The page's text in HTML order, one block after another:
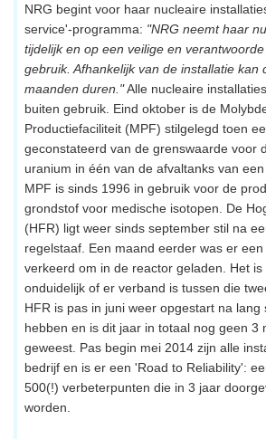
NRG begint voor haar nucleaire
service'-programma: "NRG neemt haar
tijdelijk en op een veilige en
gebruik. Afhankelijk van de installatie kan
maanden duren."Alle nucleaire
buiten gebruik. Eind oktober is de
Productiefaciliteit (MPF) stilgelegd toen
geconstateerd van de grenswaarde voor
uranium in één van de afvaltanks van
MPF is sinds 1996 in gebruik voor de
grondstof voor medische isotopen. De
(HFR) ligt weer sinds september stil na
regelstaaf. Een maand eerder was er
verkeerd om in de reactor geladen. Het is
onduidelijk of er verband is tussen die
HFR is pas in juni weer opgestart na lang
hebben en is dit jaar in totaal nog geen 3
geweest. Pas begin mei 2014 zijn alle
bedrijf en is er een 'Road to Reliability':
500(!) verbeterpunten die in 3 jaar
worden.